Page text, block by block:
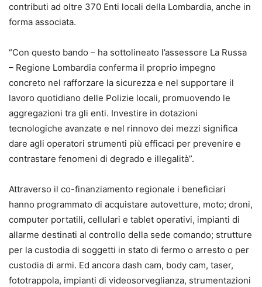
contributi ad oltre 370 Enti locali della Lombardia, anche in
forma associata.
“Con questo bando – ha sottolineato l’assessore La Russa
– Regione Lombardia conferma il proprio impegno
concreto nel rafforzare la sicurezza e nel supportare il
lavoro quotidiano delle Polizie locali, promuovendo le
aggregazioni tra gli enti. Investire in dotazioni
tecnologiche avanzate e nel rinnovo dei mezzi significa
dare agli operatori strumenti più efficaci per prevenire e
contrastare fenomeni di degrado e illegalità”.
Attraverso il co-finanziamento regionale i beneficiari
hanno programmato di acquistare autovetture, moto; droni,
computer portatili, cellulari e tablet operativi, impianti di
allarme destinati al controllo della sede comando; strutture
per la custodia di soggetti in stato di fermo o arresto o per
custodia di armi. Ed ancora dash cam, body cam, taser,
fototrappola, impianti di videosorveglianza, strumentazioni